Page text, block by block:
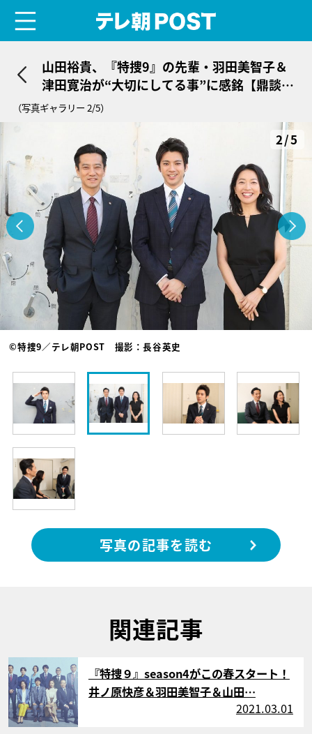
山田裕貴、『特捜9』の先輩・羽田美智子＆
津田寛治が“大切にしてる事”に感銘【鼎談・
後編】
（写真ギャラリー 2/5）
2/5
©特捜9／テレ朝POST 撮影：長谷英史
写真の記事を読む
関連記事
サムネイル
『特捜９』season4がこの春スタート！
井ノ原快彦＆羽田美智子＆山田…
2021.03.01